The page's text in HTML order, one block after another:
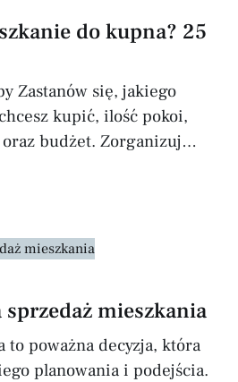
Wykonaj gruntowne
mieszkania z kurzu,
to pierwszy krok, który
do kupna? 25
Zastanów się, jakiego
kupić, ilość pokoi,
Zorganizuj
banków, i jeśli to
. Zastanów się, które
atrakcyjne, biorąc pod
komunikacja, zieleń,
pracy. Wykorzystaj
portale nieruchomości Skorzy
sprzedaż mieszkania
to poważna decyzja, która
planowania i podejścia.